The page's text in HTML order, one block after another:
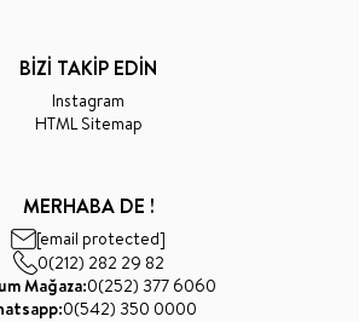
BİZİ TAKİP EDİN
Instagram
HTML Sitemap
MERHABA DE !
[email protected]
0(212) 282 29 82
Mağaza:0(252) 377 6060
0(542) 350 0000